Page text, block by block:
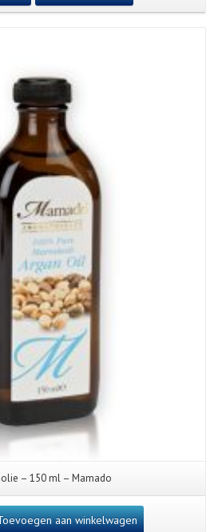
– 150 ml – Mamado
aan winkelwagen